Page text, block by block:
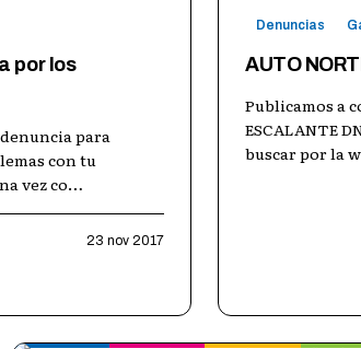
por los
para
con tu
vez co…
23 nov 2017
Denuncias
AUTO
Publicamos a
ESCALANTE
buscar por la